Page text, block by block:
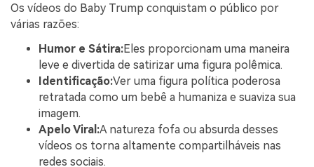
Os vídeos do Baby Trump conquistam o público por
várias razões:
Humor e Sátira:Eles proporcionam uma maneira
leve e divertida de satirizar uma figura polêmica.
Identificação:Ver uma figura política poderosa
retratada como um bebê a humaniza e suaviza sua
imagem.
Apelo Viral:A natureza fofa ou absurda desses
vídeos os torna altamente compartilháveis nas
redes sociais.